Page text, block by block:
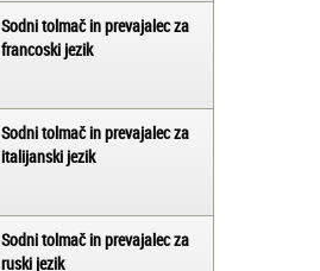
Sodni tolmač in prevajalec za
francoski jezik
Sodni tolmač in prevajalec za
italijanski jezik
Sodni tolmač in prevajalec za
ruski jezik